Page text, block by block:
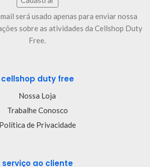
será usado apenas para enviar nossa
sobre as atividades da Cellshop Duty
Free.
cellshop duty free
Nossa Loja
Trabalhe Conosco
Política de Privacidade
serviço ao cliente